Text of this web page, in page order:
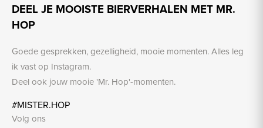
DEEL JE MOOISTE BIERVERHALEN MET MR.
HOP
Goede gesprekken, gezelligheid, mooie momenten. Alles leg
ik vast op Instagram.
Deel ook jouw mooie 'Mr. Hop'-momenten.
#MISTER.HOP
Volg ons